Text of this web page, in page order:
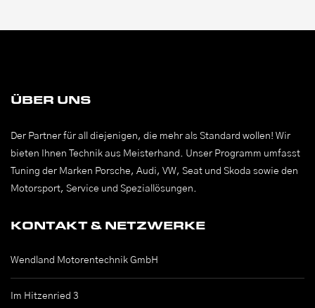
ÜBER UNS
Der Partner für all diejenigen, die mehr als Standard wollen! Wir
bieten Ihnen Technik aus Meisterhand. Unser Programm umfasst
Tuning der Marken Porsche, Audi, VW, Seat und Skoda sowie den
Motorsport, Service und Speziallösungen.
KONTAKT & NETZWERKE
Wendland Motorentechnik GmbH
Im Hitzenried 3